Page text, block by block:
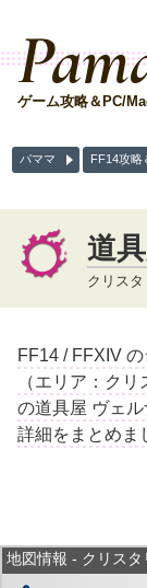
ゲーム攻略＆PC/
パママ FF14攻略
道
クリスタ
FF14 / FFXIV
（エリア：ク
の道具屋 ヴェ
詳細をまとめま
地図情報 - クリスタ